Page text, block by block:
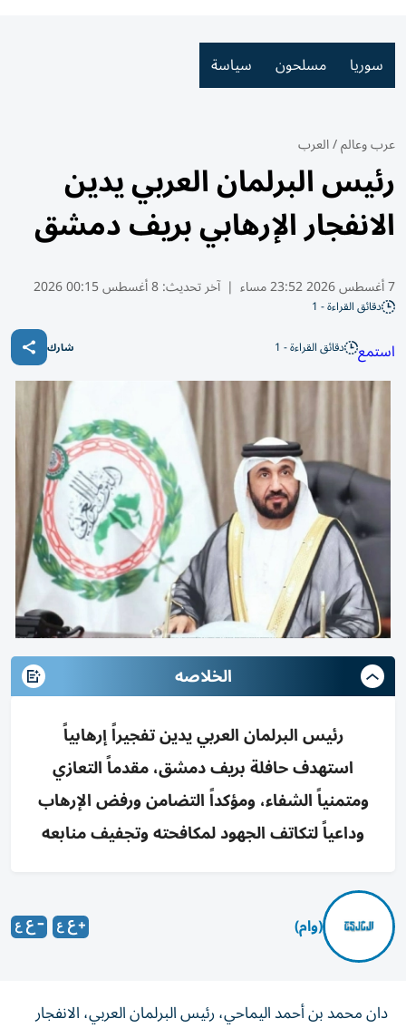
سوريا مسلحون سياسة
عرب وعالم/العرب
رئيس البرلمان العربي يدين
الانفجار الإرهابي بريف دمشق
7 أغسطس 2026 23:52 مساء | آخر تحديث:8 أغسطس 00:15 2026
دقائق القراءة - 1
استمع دقائق القراءة - 1 شارك
الخلاصه
رئيس البرلمان العربي يدين تفجيراً إرهابياً
استهدف حافلة بريف دمشق، مقدماً التعازي
ومتمنياً الشفاء، ومؤكداً التضامن ورفض الإرهاب
وداعياً لتكاتف الجهود لمكافحته وتجفيف منابعه
(وام)
دان محمد بن أحمد اليماحي، رئيس البرلمان العربي، الانفجار